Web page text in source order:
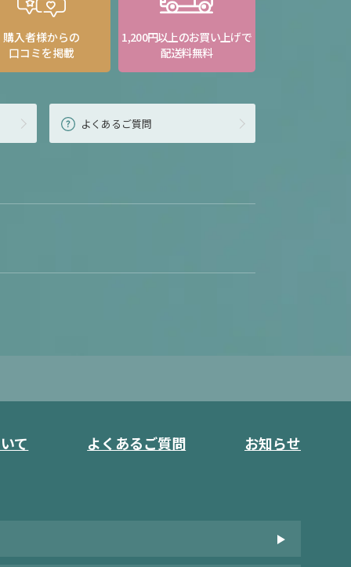
購入者様からの
口コミを掲載
1,200円以上のお買い上げで
配送料無料
よくあるご質問
て よくあるご質問 お知らせ